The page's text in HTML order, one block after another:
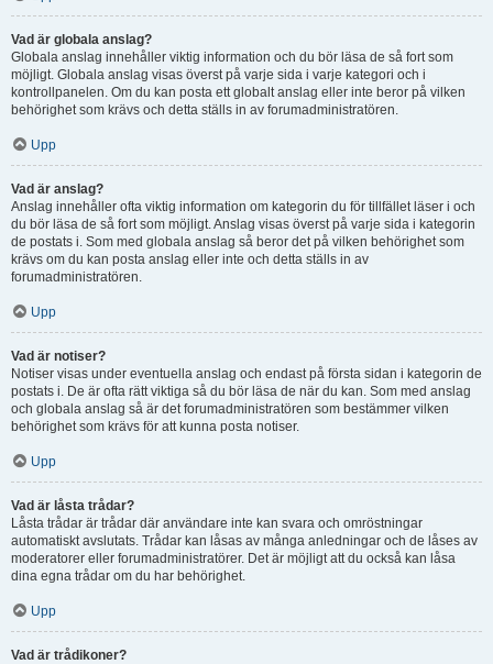
Vad är globala anslag?
Globala anslag innehåller viktig information och du bör läsa de så fort som
möjligt. Globala anslag visas överst på varje sida i varje kategori och i
kontrollpanelen. Om du kan posta ett globalt anslag eller inte beror på vilken
behörighet som krävs och detta ställs in av forumadministratören.
Upp
Vad är anslag?
Anslag innehåller ofta viktig information om kategorin du för tillfället läser i och
du bör läsa de så fort som möjligt. Anslag visas överst på varje sida i kategorin
de postats i. Som med globala anslag så beror det på vilken behörighet som
krävs om du kan posta anslag eller inte och detta ställs in av
forumadministratören.
Upp
Vad är notiser?
Notiser visas under eventuella anslag och endast på första sidan i kategorin de
postats i. De är ofta rätt viktiga så du bör läsa de när du kan. Som med anslag
och globala anslag så är det forumadministratören som bestämmer vilken
behörighet som krävs för att kunna posta notiser.
Upp
Vad är låsta trådar?
Låsta trådar är trådar där användare inte kan svara och omröstningar
automatiskt avslutats. Trådar kan låsas av många anledningar och de låses av
moderatorer eller forumadministratörer. Det är möjligt att du också kan låsa
dina egna trådar om du har behörighet.
Upp
Vad är trådikoner?